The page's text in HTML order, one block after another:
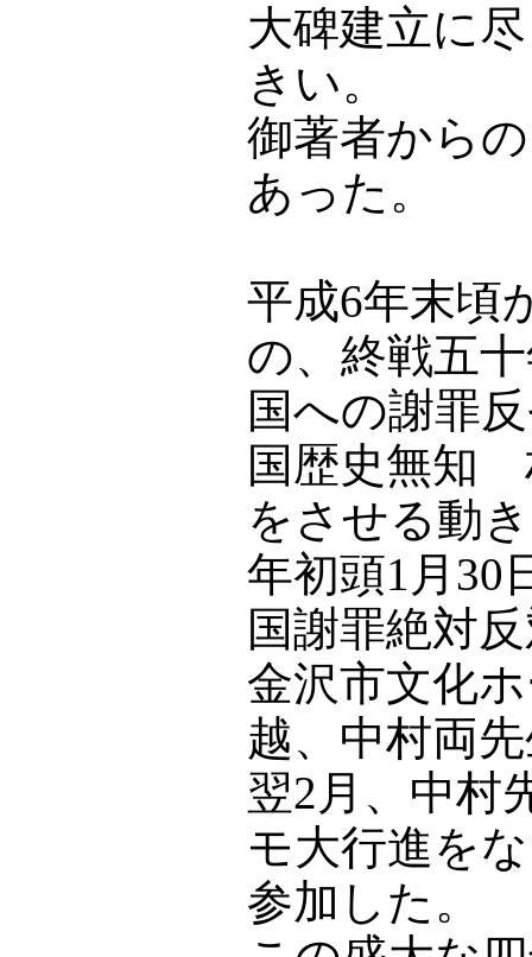
大碑建立に
きい。
御著者から
あった。
平成6年末頃
の、終戦五
国への謝罪
国歴史無知
をさせる動
年初頭1月30
国謝罪絶対
金沢市文化
越、中村両
翌2月、中村
モ大行進を
参加した。